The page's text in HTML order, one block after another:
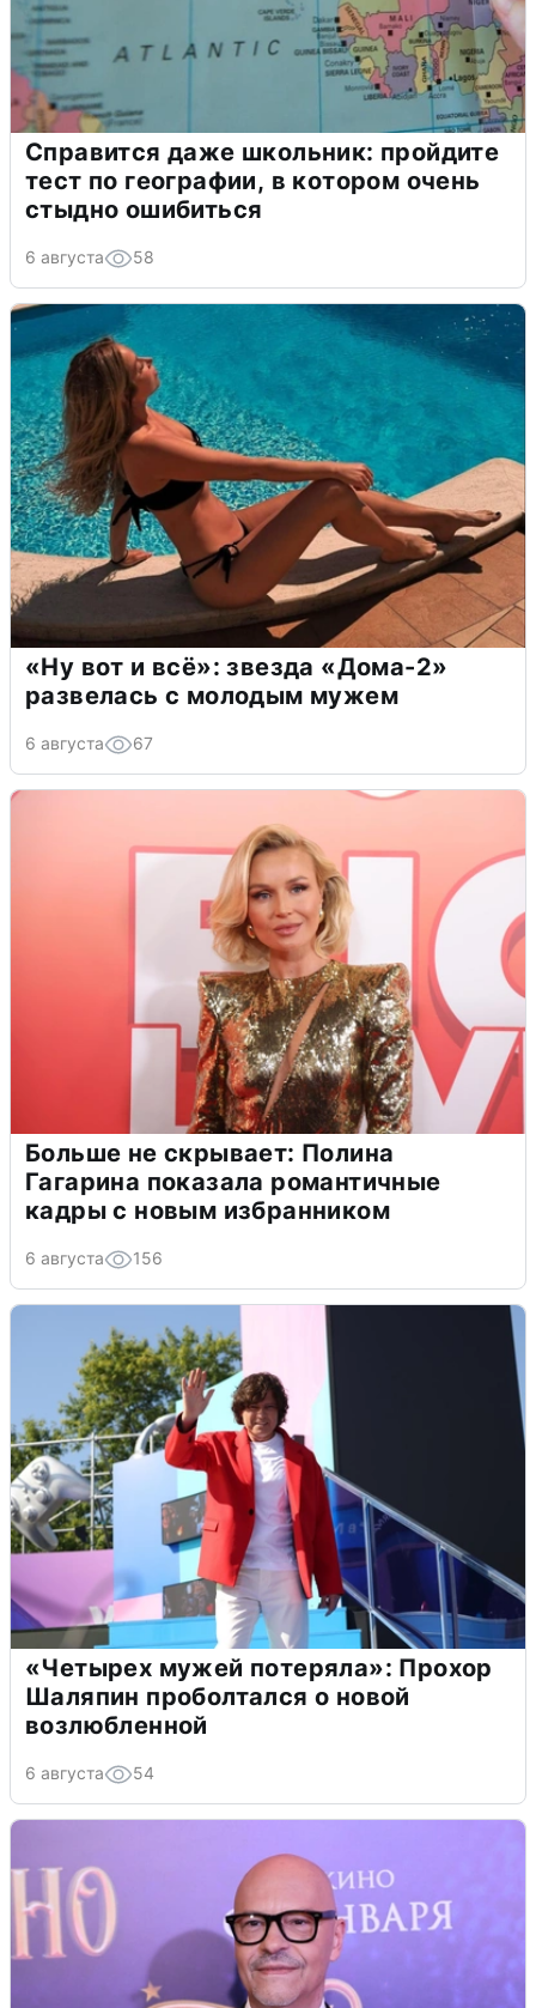
Справится даже школьник: пройдите
тест по географии, в котором очень
стыдно ошибиться
6 августа 58
«Ну вот и всё»: звезда «Дома-2»
развелась с молодым мужем
6 августа 67
Больше не скрывает: Полина
Гагарина показала романтичные
кадры с новым избранником
6 августа 156
«Четырех мужей потеряла»: Прохор
Шаляпин проболтался о новой
возлюбленной
6 августа 54